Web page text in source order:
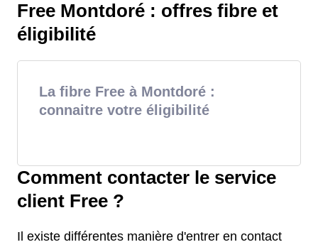
Free Montdoré : offres fibre et
éligibilité
La fibre Free à Montdoré :
connaitre votre éligibilité
Comment contacter le service
client Free ?
Il existe différentes manière d'entrer en contact